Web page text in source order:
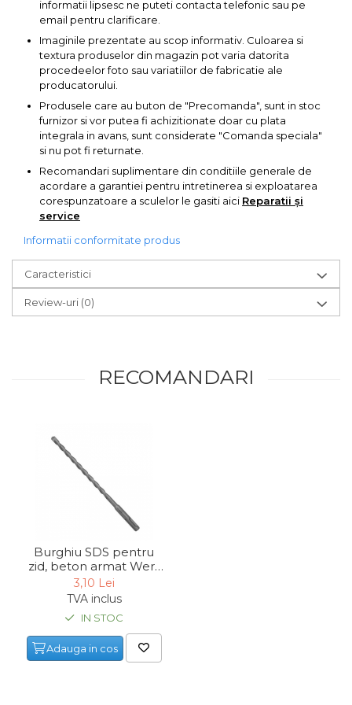
Pompa transfer lichide
Pompa Aer
Cric Manual
Ulei Hidraulic
Troliu
Palan
Dinamometric
Carucior Scule
Auto
Stetoscop Auto
Tester Compresie Auto
Truse reparatii anvelope
esapament
Scule Tamplarie
Gaurit si Slefuit
Truse Scule
Baroase
informatii lipsesc ne puteti contacta telefonic sau pe
email pentru clarificare.
Imaginile prezentate au scop informativ. Culoarea si
textura produselor din magazin pot varia datorita
procedeelor foto sau variatiilor de fabricatie ale
producatorului.
Produsele care au buton de "Precomanda", sunt in stoc
furnizor si vor putea fi achizitionate doar cu plata
integrala in avans, sunt considerate "Comanda speciala"
si nu pot fi returnate.
Recomandari suplimentare din conditiile generale de
acordare a garantiei pentru intretinerea si exploatarea
corespunzatoare a sculelor le gasiti aici Reparatii și
service
Informatii conformitate produs
Caracteristici
Review-uri (0)
RECOMANDARI
Burghiu SDS pentru
zid, beton armat Wert
3200, Ø6x110 mm
3,10 Lei
TVA inclus
IN STOC
Adauga in cos